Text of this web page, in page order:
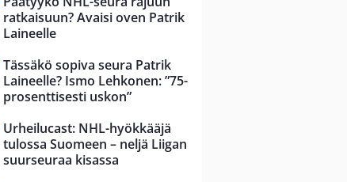
ratkaisuun? Avaisi oven Patrik
Laineelle
Tässäkö sopiva seura Patrik
Laineelle? Ismo Lehkonen: ”75-
prosenttisesti uskon”
Urheilucast: NHL-hyökkääjä
tulossa Suomeen – neljä Liigan
suurseuraa kisassa